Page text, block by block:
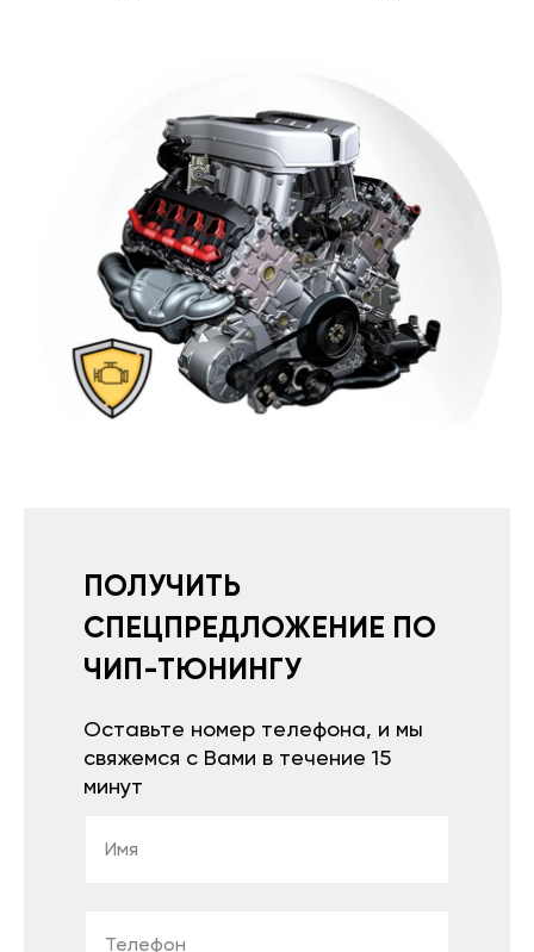
ПОЛУЧИТЬ
СПЕЦПРЕДЛОЖЕНИЕ ПО
ЧИП-ТЮНИНГУ
Оставьте номер телефона, и мы
свяжемся с Вами в течение 15
минут